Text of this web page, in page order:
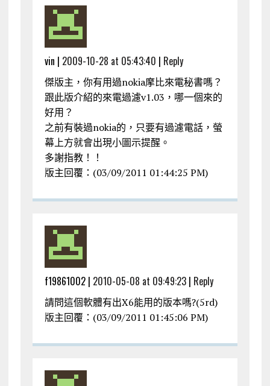
vin | 2009-10-28 at 05:43:40 | Reply
傑版主，你有用過nokia摩比來電秘書嗎？
跟此版介紹的來電過濾v1.03，哪一個來的
好用？
之前有裝過nokia的，只要有過濾電話，螢
幕上方就會出現小圖示提醒。
多謝指教！！
版主回覆：(03/09/2011 01:44:25 PM)
f19861002 | 2010-05-08 at 09:49:23| Reply
請問這個軟體有出X6能用的版本嗎?(5rd)
版主回覆：(03/09/2011 01:45:06 PM)